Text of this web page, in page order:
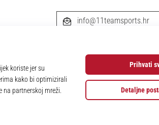
info@11teamsports.hr